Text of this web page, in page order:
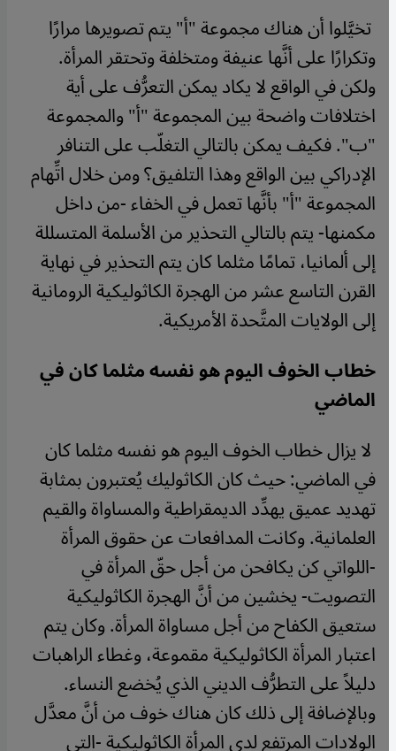
تخيَّلوا أن هناك مجموعة "أ" يتم تصويرها مرارًا
وتكرارًا على أنَّها عنيفة ومتخلفة وتحتقر المرأة.
ولكن في الواقع لا يكاد يمكن التعرُّف على أية
اختلافات واضحة بين المجموعة "أ" والمجموعة
"ب". فكيف يمكن بالتالي التغلّب على التنافر
الإدراكي بين الواقع وهذا التلفيق؟ ومن خلال اتِّهام
المجموعة "أ" بأنَّها تعمل في الخفاء -من داخل
مكمنها- يتم بالتالي التحذير من الأسلمة المتسللة
إلى ألمانيا، تمامًا مثلما كان يتم التحذير في نهاية
القرن التاسع عشر من الهجرة الكاثوليكية الرومانية
إلى الولايات المتَّحدة الأمريكية.
خطاب الخوف اليوم هو نفسه مثلما كان في
الماضي
لا يزال خطاب الخوف اليوم هو نفسه مثلما كان
في الماضي: حيث كان الكاثوليك يُعتبرون بمثابة
تهديد عميق يهدِّد الديمقراطية والمساواة والقيم
العلمانية. وكانت المدافعات عن حقوق المرأة
-اللواتي كن يكافحن من أجل حقّ المرأة في
التصويت- يخشين من أنَّ الهجرة الكاثوليكية
ستعيق الكفاح من أجل مساواة المرأة. وكان يتم
اعتبار المرأة الكاثوليكية مقموعة، وغطاء الراهبات
دليلاً على التطرُّف الديني الذي يُخضع النساء.
وبالإضافة إلى ذلك كان هناك خوف من أنَّ معدَّل
الولادات المرتفع لدى المرأة الكاثوليكية -التي